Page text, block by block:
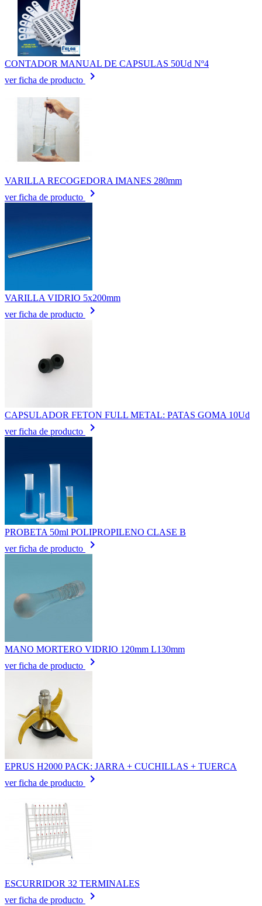
CONTADOR MANUAL DE CAPSULAS 50Ud Nº4
ver ficha de producto
keyboard_arrow_right
VARILLA RECOGEDORA IMANES 280mm
ver ficha de producto
keyboard_arrow_right
VARILLA VIDRIO 5x200mm
ver ficha de producto
keyboard_arrow_right
CAPSULADOR FETON FULL METAL: PATAS GOMA 10Ud
ver ficha de producto
keyboard_arrow_right
PROBETA 50ml POLIPROPILENO CLASE B
ver ficha de producto
keyboard_arrow_right
MANO MORTERO VIDRIO 120mm L130mm
ver ficha de producto
keyboard_arrow_right
EPRUS H2000 PACK: JARRA + CUCHILLAS + TUERCA
ver ficha de producto
keyboard_arrow_right
ESCURRIDOR 32 TERMINALES
ver ficha de producto
keyboard_arrow_right